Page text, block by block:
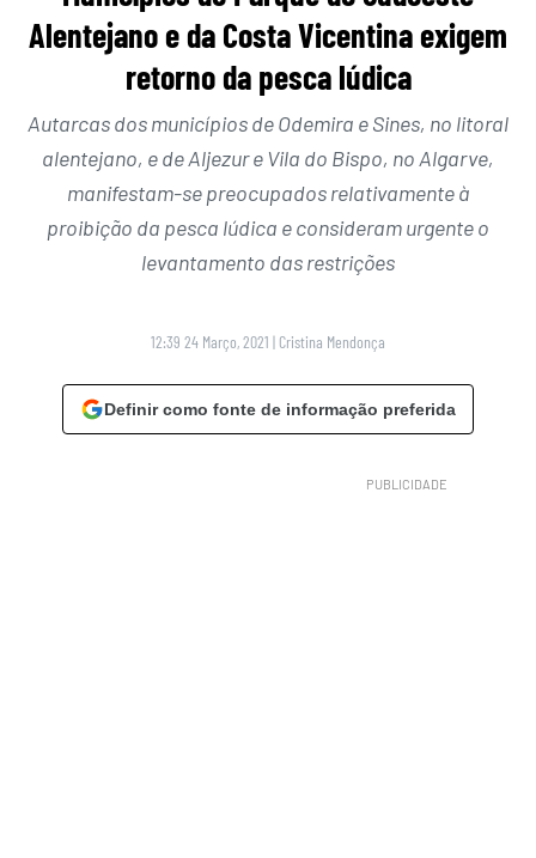
Alentejano e da Costa Vicentina exigem
retorno da pesca lúdica
Autarcas dos municípios de Odemira e Sines, no litoral
alentejano, e de Aljezur e Vila do Bispo, no Algarve,
manifestam-se preocupados relativamente à
proibição da pesca lúdica e consideram urgente o
levantamento das restrições
12:39 24 Março, 2021 | Cristina Mendonça
Definir como fonte de informação preferida